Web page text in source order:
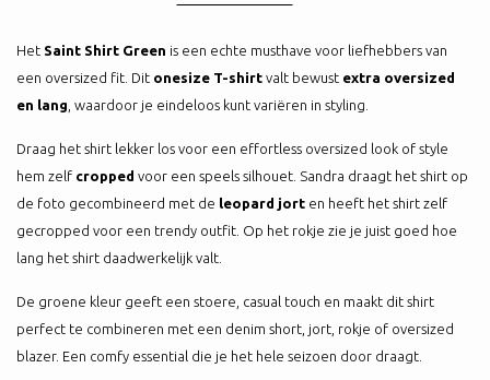
Het Saint Shirt Green is een echte musthave voor liefhebbers van
een oversized fit. Dit onesize T-shirt valt bewust extra oversized
en lang , waardoor je eindeloos kunt variëren in styling.
Draag het shirt lekker los voor een effortless oversized look of style
hem zelf cropped voor een speels silhouet. Sandra draagt het shirt op
de foto gecombineerd met de leopard jort en heeft het shirt zelf
gecropped voor een trendy outfit. Op het rokje zie je juist goed hoe
lang het shirt daadwerkelijk valt.
De groene kleur geeft een stoere, casual touch en maakt dit shirt
perfect te combineren met een denim short, jort, rokje of oversized
blazer. Een comfy essential die je het hele seizoen door draagt.